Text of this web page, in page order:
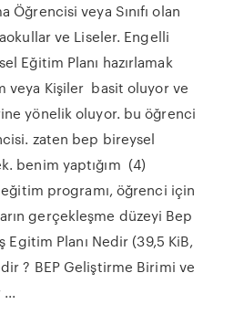
Öğrencisi veya Sınıfı olan
ve Liseler. Engelli
Eğitim Planı hazırlamak
veya Kişiler basit oluyor ve
yönelik oluyor. bu öğrenci
zaten bep bireysel
benim yaptığım (4)
programı, öğrenci için
gerçekleşme düzeyi Bep
Planı Nedir (39,5 KiB,
? BEP Geliştirme Birimi ve